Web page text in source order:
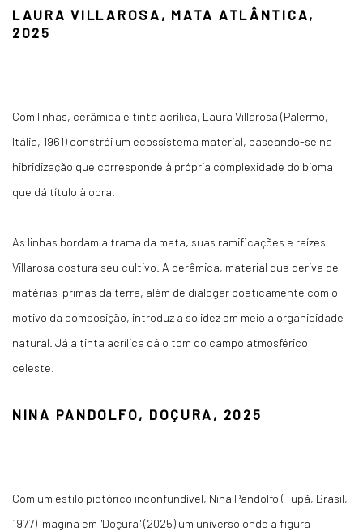
LAURA VILLAROSA, MATA ATLÂNTICA,
2025
Com linhas, cerâmica e tinta acrílica, Laura Villarosa (Palermo,
Itália, 1961) constrói um ecossistema material, baseando-se na
hibridização que corresponde à própria complexidade do bioma
que dá título à obra.
As linhas bordam a trama da mata, suas ramificações e raízes.
Villarosa costura seu cultivo. A cerâmica, material que deriva de
matérias-primas da terra, além de dialogar poeticamente com o
motivo da composição, introduz a solidez em meio a organicidade
natural. Já a tinta acrílica dá o tom do campo atmosférico
celeste.
NINA PANDOLFO, DOÇURA, 2025
Com um estilo pictórico inconfundível, Nina Pandolfo (Tupã, Brasil,
1977) imagina em "Doçura" (2025) um universo onde a figura